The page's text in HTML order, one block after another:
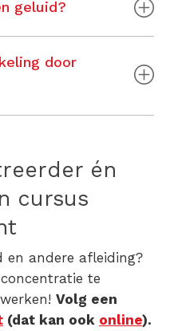
geluid?
door
én
cursus
en andere afleiding?
te
Volg een
(dat kan ook online).